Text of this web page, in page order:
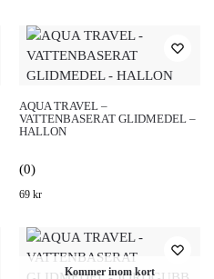
AQUA TRAVEL –
VATTENBASERAT GLIDMEDEL –
HALLON
(0)
69 kr
Kommer inom kort